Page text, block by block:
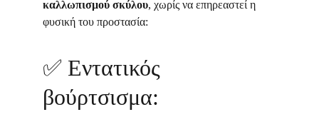
καλλωπισμού σκύλου, χωρίς να επηρεαστεί η
φυσική του προστασία:
✅ Εντατικός
βούρτσισμα: